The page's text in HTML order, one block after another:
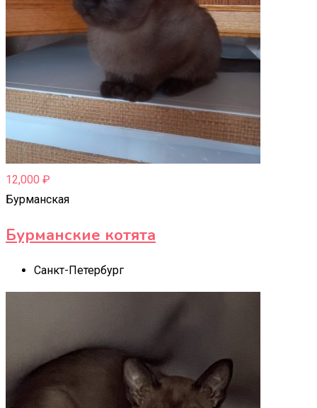
12,000 ₽
Бурманская
Бурманские котята
Санкт-Петербург